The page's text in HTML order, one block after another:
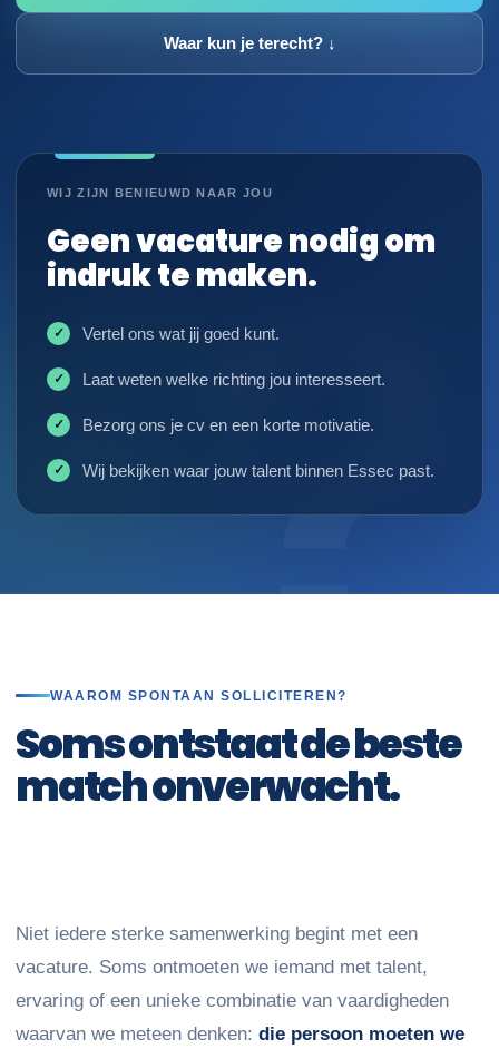
Waar kun je terecht? ↓
WIJ ZIJN BENIEUWD NAAR JOU
Geen vacature nodig om
indruk te maken.
Vertel ons wat jij goed kunt.
Laat weten welke richting jou interesseert.
Bezorg ons je cv en een korte motivatie.
Wij bekijken waar jouw talent binnen Essec past.
WAAROM SPONTAAN SOLLICITEREN?
Soms ontstaat de beste
match onverwacht.
Niet iedere sterke samenwerking begint met een
vacature. Soms ontmoeten we iemand met talent,
ervaring of een unieke combinatie van vaardigheden
waarvan we meteen denken: die persoon moeten we